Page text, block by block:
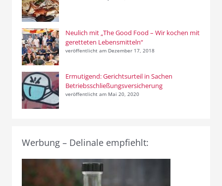
Neulich mit „The Good Food – Wir kochen mit
geretteten Lebensmitteln“
veröffentlicht am Dezember 17, 2018
Ermutigend: Gerichtsurteil in Sachen
Betriebsschließungsversicherung
veröffentlicht am Mai 20, 2020
Werbung – Delinale empfiehlt: